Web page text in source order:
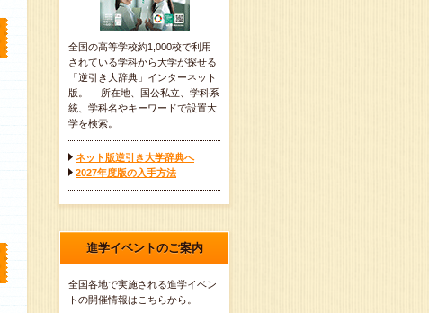
全国の高等学校約1,000校で利用
されている学科から大学が探せる
「逆引き大辞典」インターネット
版。 所在地、国公私立、学科系
統、学科名やキーワードで設置大
学を検索。
ネット版逆引き大学辞典へ
2027年度版の入手方法
進学イベントのご案内
全国各地で実施される進学イベン
トの開催情報はこちらから。